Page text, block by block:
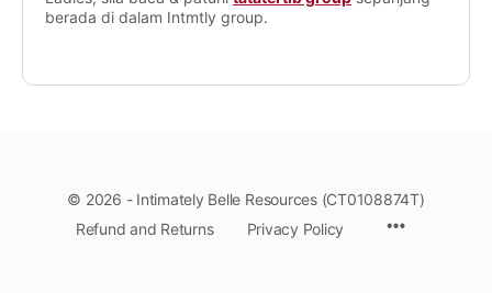
berada di dalam Intmtly group.
© 2026 - Intimately Belle Resources (CT0108874T)
Refund and Returns
Privacy Policy